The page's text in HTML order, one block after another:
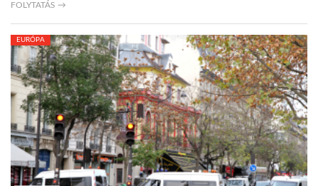
FOLYTATÁS →
EURÓPA